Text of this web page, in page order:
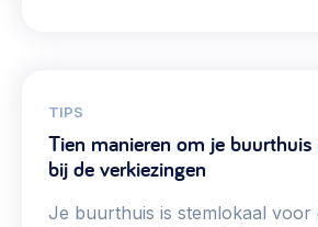
TIPS
Tien manieren om je
bij de verkiezingen
Je buurthuis is stemlokaal voor